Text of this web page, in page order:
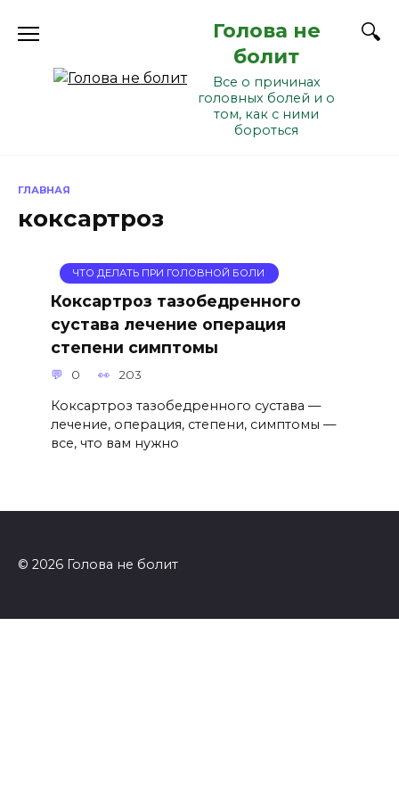
Голова не
болит
Все о причинах
головных болей и о
том, как с ними
бороться
ГЛАВНАЯ
коксартроз
ЧТО ДЕЛАТЬ ПРИ ГОЛОВНОЙ БОЛИ
Коксартроз тазобедренного
сустава лечение операция
степени симптомы
0 203
Коксартроз тазобедренного сустава —
лечение, операция, степени, симптомы —
все, что вам нужно
© 2026 Голова не болит